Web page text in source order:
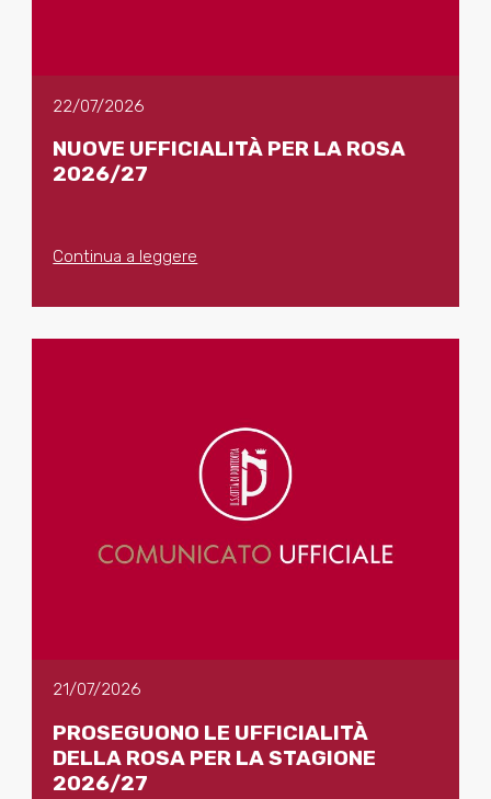
22/07/2026
NUOVE UFFICIALITÀ PER LA ROSA
2026/27
Continua a leggere
21/07/2026
PROSEGUONO LE UFFICIALITÀ
DELLA ROSA PER LA STAGIONE
2026/27